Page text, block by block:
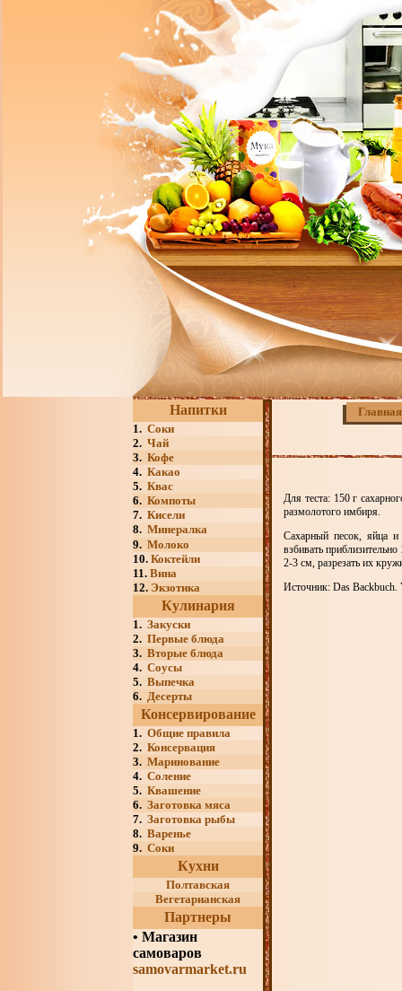
Напитки
1. Соки
2. Чай
3. Кофе
4. Какао
5. Квас
6. Компоты
7. Кисели
8. Минералка
9. Молоко
10. Коктейли
11. Вина
12. Экзотика
Кулинария
1. Закуски
2. Первые блюда
3. Вторые блюда
4. Соусы
5. Выпечка
6. Десерты
Консервирование
1. Общие правила
2. Консервация
3. Маринование
4. Соление
5. Квашение
6. Заготовка мяса
7. Заготовка рыбы
8. Варенье
9. Соки
Кухни
Полтавская
Вегетарианская
Партнеры
• Магазин
самоваров
samovarmarket.ru
Главная
Для теста: 150 г
размолотого имбиря.
Сахарный песок, яйца и
взбивать
2-3 см, разрезать их
Источник: Das Backbuch.